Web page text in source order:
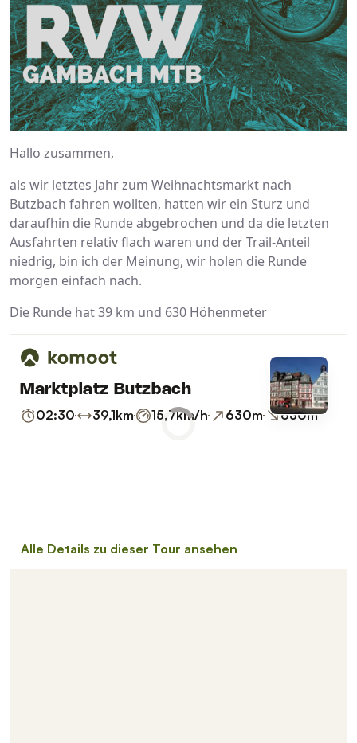
Hallo zusammen,
als wir letztes Jahr zum Weihnachtsmarkt nach
Butzbach fahren wollten, hatten wir ein Sturz und
daraufhin die Runde abgebrochen und da die letzten
Ausfahrten relativ flach waren und der Trail-Anteil
niedrig, bin ich der Meinung, wir holen die Runde
morgen einfach nach.
Die Runde hat 39 km und 630 Höhenmeter